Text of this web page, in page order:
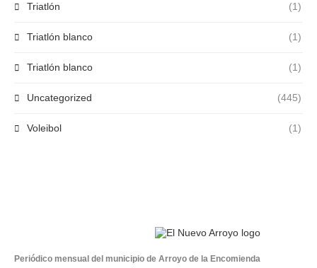
Triatlón (1)
Triatlón blanco (1)
Triatlón blanco (1)
Uncategorized (445)
Voleibol (1)
Periódico mensual del municipio de Arroyo de la Encomienda